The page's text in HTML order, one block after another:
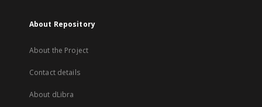
About Repository
About the Project
Contact details
About dLibra